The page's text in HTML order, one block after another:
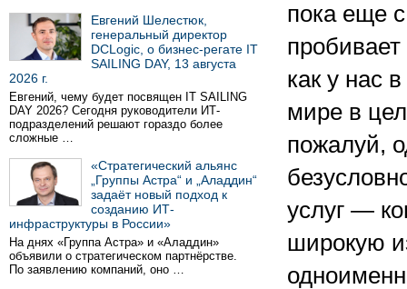
Евгений Шелестюк,
генеральный директор
DCLogic, о бизнес-регате IT
SAILING DAY, 13 августа
2026 г.
Евгений, чему будет посвящен IT SAILING
DAY 2026? Сегодня руководители ИТ-
подразделений решают гораздо более
сложные …
«Стратегический альянс
„Группы Астра“ и „Аладдин“
задаёт новый подход к
созданию ИТ-
инфраструктуры в России»
На днях «Группа Астра» и «Аладдин»
объявили о стратегическом партнёрстве.
По заявлению компаний, оно …
пока еще
пробивает
как у нас
мире в
пожалуй,
услуг —
широкую